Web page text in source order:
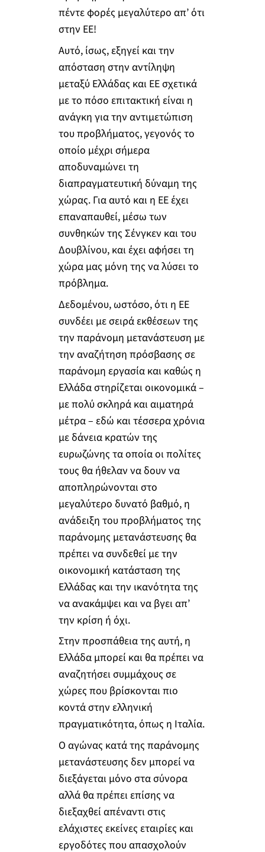
πέντε φορές μεγαλύτερο απ’ ότι
στην ΕΕ!
Αυτό, ίσως, εξηγεί και την
απόσταση στην αντίληψη
μεταξύ Ελλάδας και ΕΕ σχετικά
με το πόσο επιτακτική είναι η
ανάγκη για την αντιμετώπιση
του προβλήματος, γεγονός το
οποίο μέχρι σήμερα
αποδυναμώνει τη
διαπραγματευτική δύναμη της
χώρας. Για αυτό και η ΕΕ έχει
επαναπαυθεί, μέσω των
συνθηκών της Σένγκεν και του
Δουβλίνου, και έχει αφήσει τη
χώρα μας μόνη της να λύσει το
πρόβλημα.
Δεδομένου, ωστόσο, ότι η ΕΕ
συνδέει με σειρά εκθέσεων της
την παράνομη μετανάστευση με
την αναζήτηση πρόσβασης σε
παράνομη εργασία και καθώς η
Ελλάδα στηρίζεται οικονομικά –
με πολύ σκληρά και αιματηρά
μέτρα – εδώ και τέσσερα χρόνια
με δάνεια κρατών της
ευρωζώνης τα οποία οι πολίτες
τους θα ήθελαν να δουν να
αποπληρώνονται στο
μεγαλύτερο δυνατό βαθμό, η
ανάδειξη του προβλήματος της
παράνομης μετανάστευσης θα
πρέπει να συνδεθεί με την
οικονομική κατάσταση της
Ελλάδας και την ικανότητα της
να ανακάμψει και να βγει απ’
την κρίση ή όχι.
Στην προσπάθεια της αυτή, η
Ελλάδα μπορεί και θα πρέπει να
αναζητήσει συμμάχους σε
χώρες που βρίσκονται πιο
κοντά στην ελληνική
πραγματικότητα, όπως η Ιταλία.
Ο αγώνας κατά της παράνομης
μετανάστευσης δεν μπορεί να
διεξάγεται μόνο στα σύνορα
αλλά θα πρέπει επίσης να
διεξαχθεί απέναντι στις
ελάχιστες εκείνες εταιρίες και
εργοδότες που απασχολούν